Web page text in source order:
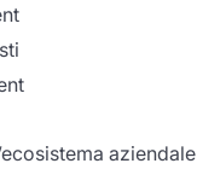
aziendale